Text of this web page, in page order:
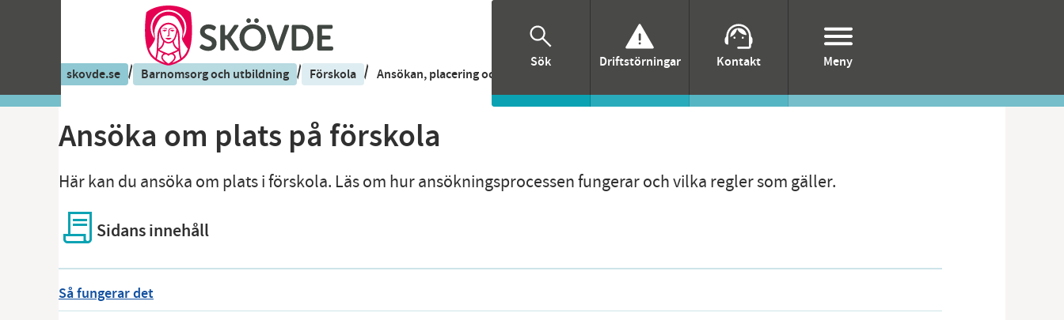
Sök Driftstörningar Kontakt Meny
skovde.se / Barnomsorg och utbildning / Förskola / Ansökan, placering och uppsägning
Ansöka om plats på förskola
Här kan du ansöka om plats i förskola. Läs om hur ansökningsprocessen fungerar och vilka regler som gäller.
Sidans innehåll
Så fungerar det